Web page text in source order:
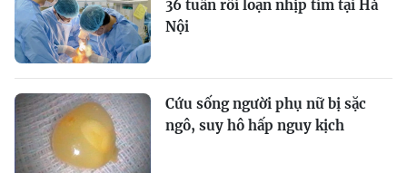
36 tuần rối loạn nhịp tim tại Hà
Nội
Cứu sống người phụ nữ bị sặc
ngô, suy hô hấp nguy kịch